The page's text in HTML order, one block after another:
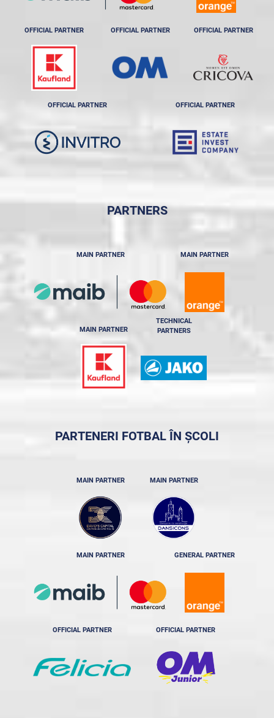
OFFICIAL PARTNER OFFICIAL PARTNER OFFICIAL PARTNER
OFFICIAL PARTNER OFFICIAL PARTNER
PARTNERS
MAIN PARTNER MAIN PARTNER
MAIN PARTNER
TECHNICAL
PARTNERS
PARTENERI FOTBAL ÎN ȘCOLI
MAIN PARTNER MAIN PARTNER
MAIN PARTNER GENERAL PARTNER
OFFICIAL PARTNER OFFICIAL PARTNER